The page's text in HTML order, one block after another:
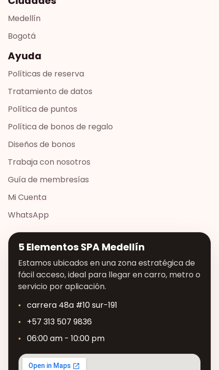
Medellín
Bogotá
Ayuda
Políticas de reserva
Tratamiento de datos
Política de puntos
Política de bonos de regalo
Diseños de bonos
Trabaja con nosotros
Guía de membresías
Mi Cuenta
WhatsApp
5 Elementos SPA Medellín
Estamos ubicados en una zona estratégica de
fácil acceso, ideal para llegar en carro, metro o
servicio por aplicación.
carrera 48a #10 sur-191
+57 313 507 9836
06:00 am - 10:00 pm